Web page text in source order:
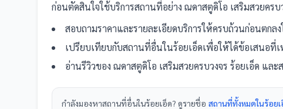
ก่อนตัดสินใจใช้บริการสถานที่อย่าง ณดาสตูดิโอ เสริมสวยครบ
สอบถามราคาและรายละเอียดบริการให้ครบถ้วนก่อนตกลง
เปรียบเทียบกับสถานที่อื่นในร้อยเอ็ดเพื่อให้ได้ข้อเสนอที่
อ่านรีวิวของ ณดาสตูดิโอ เสริมสวยครบวงจร ร้อยเอ็ด และ
กำลังมองหาสถานที่อื่นในร้อยเอ็ด? ดูรายชื่อ สถานที่ทั้งหมดในร้อย